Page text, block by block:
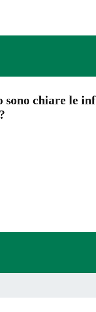
sono chiare le
su 5
su 5
su 5
su 5